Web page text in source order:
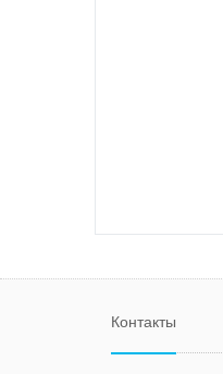
Контакты